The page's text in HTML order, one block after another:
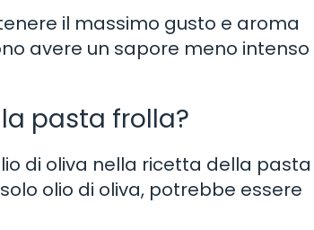
il massimo gusto e aroma
avere un sapore meno intenso
pasta frolla?
di oliva nella ricetta della pasta
olio di oliva, potrebbe essere